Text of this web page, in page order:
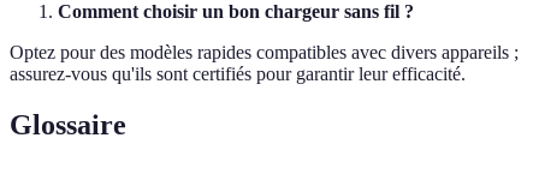
Comment choisir un bon chargeur sans fil ?
Optez pour des modèles rapides compatibles avec divers appareils ;
assurez-vous qu'ils sont certifiés pour garantir leur efficacité.
Glossaire